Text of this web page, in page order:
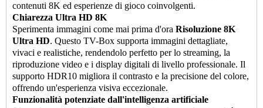
contenuti 8K ed esperienze di gioco coinvolgenti.
Chiarezza Ultra HD 8K
Sperimenta immagini come mai prima d'ora Risoluzione 8K
Ultra HD. Questo TV-Box supporta immagini dettagliate,
vivaci e realistiche, rendendolo perfetto per lo streaming, la
riproduzione video e i display digitali di livello professionale. Il
supporto HDR10 migliora il contrasto e la precisione del colore,
offrendo un'esperienza visiva eccezionale.
Funzionalità potenziate dall'intelligenza artificiale